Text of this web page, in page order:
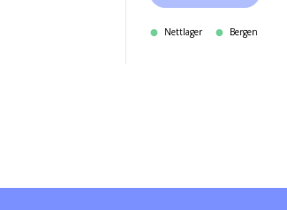
Nettlager Bergen